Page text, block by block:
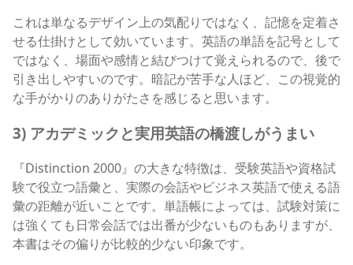
これは単なるデザイン上の気配りではなく、記憶を定着さ
せる仕掛けとして効いています。英語の単語を記号として
ではなく、場面や感情と結びつけて覚えられるので、後で
引き出しやすいのです。暗記が苦手な人ほど、この視覚的
な手がかりのありがたさを感じると思います。
3) アカデミックと実用英語の橋渡しがうまい
『Distinction 2000』の大きな特徴は、受験英語や資格試
験で役立つ語彙と、実際の会話やビジネス英語で使える語
彙の距離が近いことです。単語帳によっては、試験対策に
は強くても日常会話では出番が少ないものもありますが、
本書はその偏りが比較的少ない印象です。